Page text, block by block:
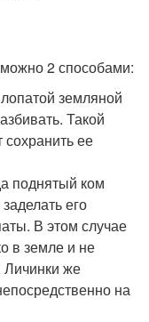
2 способами:
земляной
Такой
сохранить ее
поднятый ком
его
В этом случае
в земле и не
Личинки же
на